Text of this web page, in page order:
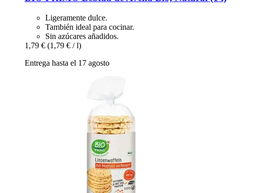
Ligeramente dulce.
También ideal para cocinar.
Sin azúcares añadidos.
1,79 € (1,79 € / l)
Entrega hasta el 17 agosto